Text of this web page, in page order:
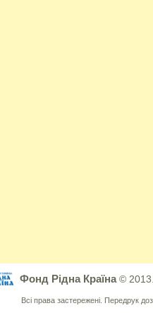
Фонд Рідна Країна©
Всі права застережені. Передрук